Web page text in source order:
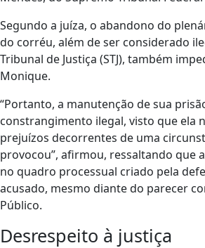
Segundo a juíza, o abandono do
do corréu, além de ser considerado
Tribunal de Justiça (STJ), também
Monique.
“Portanto, a manutenção de sua
constrangimento ilegal, visto que ela
prejuízos decorrentes de uma
provocou”, afirmou, ressaltando que
no quadro processual criado pela
acusado, mesmo diante do parecer
Público.
Desrespeito à justiça